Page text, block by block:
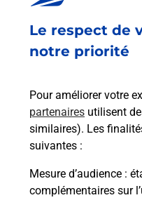
Le respect de
notre priorité
Pour améliorer votre
partenaires utilisent
similaires). Les
suivantes :
Mesure d’audience :
complémentaires sur
Malin !
La Poste
Ouvert 24h/24
En savoir plus
Recherchez un